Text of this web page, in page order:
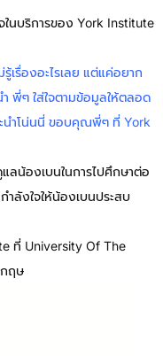
ในบริการของ York Institute
เรื่องอะไรเลย แต่แค่อยาก
พี่ๆ ใส่ใจตามข้อมูลให้ตลอด
นำโน่นนี่ ขอบคุณพี่ๆ ที่ York
ลน้องเบนในการไปศึกษาต่อ
ลังใจให้น้องเบนประสบ
ที่ University Of The
ฤษ